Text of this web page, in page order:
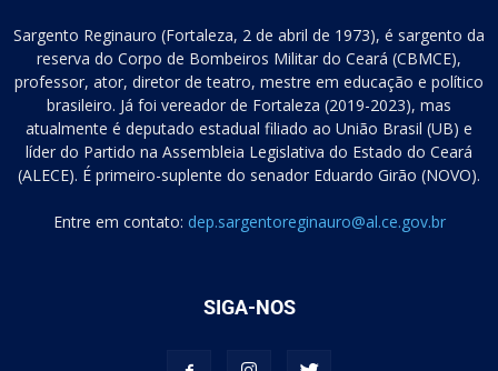
Sargento Reginauro (Fortaleza, 2 de abril de 1973), é sargento da
reserva do Corpo de Bombeiros Militar do Ceará (CBMCE),
professor, ator, diretor de teatro, mestre em educação e político
brasileiro. Já foi vereador de Fortaleza (2019-2023), mas
atualmente é deputado estadual filiado ao União Brasil (UB) e
líder do Partido na Assembleia Legislativa do Estado do Ceará
(ALECE). É primeiro-suplente do senador Eduardo Girão (NOVO).
Entre em contato: dep.sargentoreginauro@al.ce.gov.br
SIGA-NOS